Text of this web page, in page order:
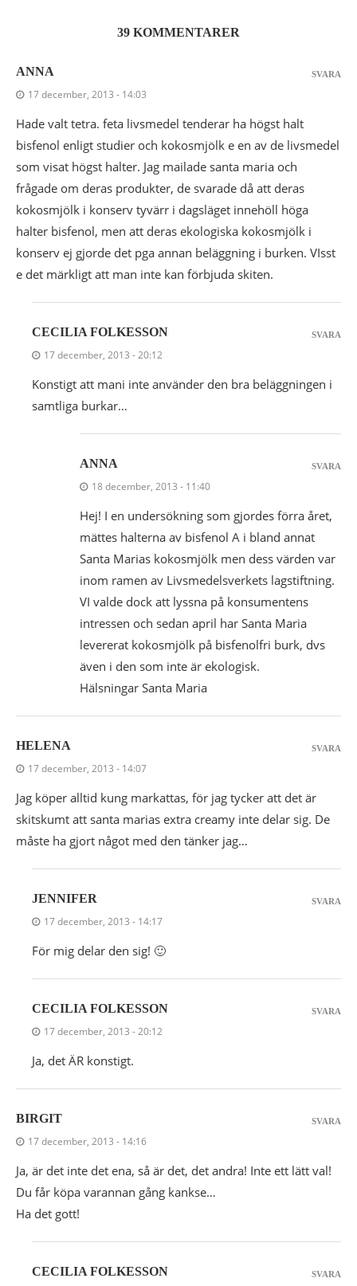
39 KOMMENTARER
ANNA
17 december, 2013 - 14:03
Hade valt tetra. feta livsmedel tenderar ha högst halt
bisfenol enligt studier och kokosmjölk e en av de livsmedel
som visat högst halter. Jag mailade santa maria och
frågade om deras produkter, de svarade då att deras
kokosmjölk i konserv tyvärr i dagsläget innehöll höga
halter bisfenol, men att deras ekologiska kokosmjölk i
konserv ej gjorde det pga annan beläggning i burken. VIsst
e det märkligt att man inte kan förbjuda skiten.
SVARA
CECILIA FOLKESSON
17 december, 2013 - 20:12
Konstigt att mani inte använder den bra beläggningen i
samtliga burkar…
SVARA
ANNA
18 december, 2013 - 11:40
Hej! I en undersökning som gjordes förra året,
mättes halterna av bisfenol A i bland annat
Santa Marias kokosmjölk men dess värden var
inom ramen av Livsmedelsverkets lagstiftning.
VI valde dock att lyssna på konsumentens
intressen och sedan april har Santa Maria
levererat kokosmjölk på bisfenolfri burk, dvs
även i den som inte är ekologisk.
Hälsningar Santa Maria
SVARA
HELENA
17 december, 2013 - 14:07
Jag köper alltid kung markattas, för jag tycker att det är
skitskumt att santa marias extra creamy inte delar sig. De
måste ha gjort något med den tänker jag…
SVARA
JENNIFER
17 december, 2013 - 14:17
För mig delar den sig! 🙂
SVARA
CECILIA FOLKESSON
17 december, 2013 - 20:12
Ja, det ÄR konstigt.
SVARA
BIRGIT
17 december, 2013 - 14:16
Ja, är det inte det ena, så är det, det andra! Inte ett lätt val!
Du får köpa varannan gång kankse…
Ha det gott!
SVARA
CECILIA FOLKESSON SVARA